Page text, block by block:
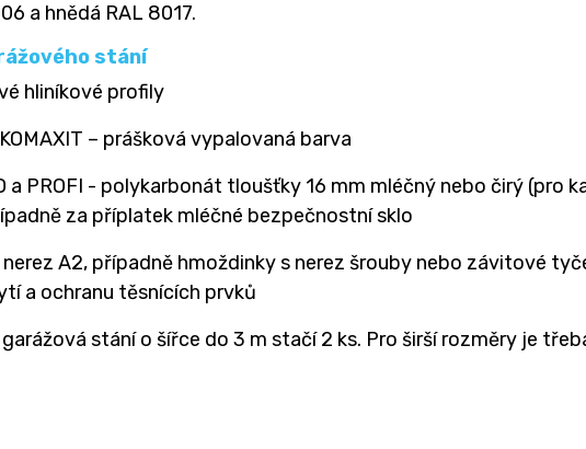
a hnědá RAL 8017.
stání
hliníkové profily
KOMAXIT – prášková vypalovaná barva
a PROFI - polykarbonát tloušťky 16 mm mléčný nebo čirý (pro
za příplatek mléčné bezpečnostní sklo
nerez A2, případně hmoždinky s nerez šrouby nebo závitové
a ochranu těsnících prvků
stání o šířce do 3 m stačí 2 ks. Pro širší rozměry je